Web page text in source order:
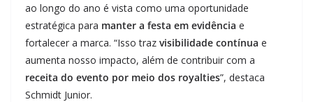
ao longo do ano é vista como uma oportunidade
estratégica para manter a festa em evidência e
fortalecer a marca. “Isso traz visibilidade contínua e
aumenta nosso impacto, além de contribuir com a
receita do evento por meio dos royalties”, destaca
Schmidt Junior.